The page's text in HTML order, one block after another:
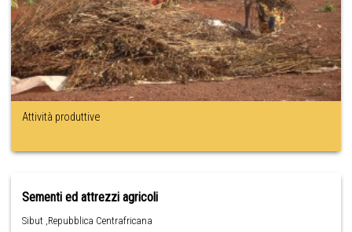
Attività produttive
Sementi ed attrezzi agricoli
Sibut ,Repubblica Centrafricana